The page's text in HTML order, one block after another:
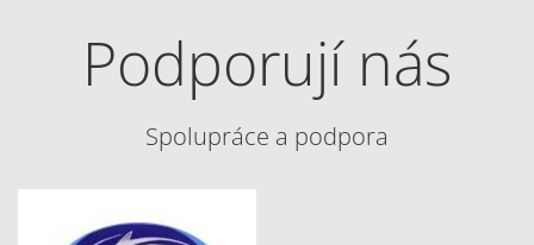
Podporují nás
Spolupráce a podpora